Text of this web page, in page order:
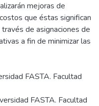
mejoras de
que éstas significan
de asignaciones de
a fin de minimizar las
FASTA. Facultad
FASTA. Facultad